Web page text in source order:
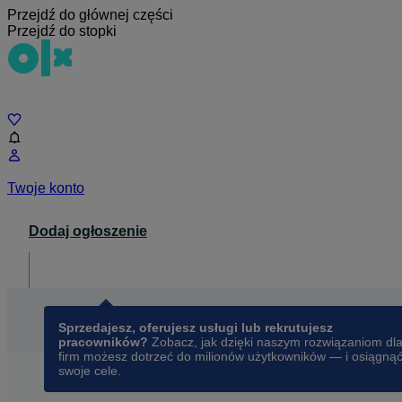
Przejdź do głównej części
Przejdź do stopki
Twoje konto
Dodaj ogłoszenie
Sprzedajesz, oferujesz usługi lub rekrutujesz
pracowników? Zobacz, jak dzięki naszym rozwiązaniom dla
firm możesz dotrzeć do milionów użytkowników — i osiągnąć
swoje cele.